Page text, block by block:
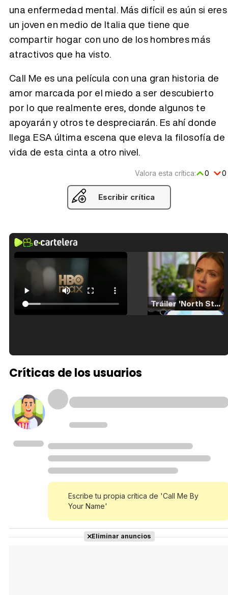
una enfermedad mental. Más difícil es aún si eres
un joven en medio de Italia que tiene que
compartir hogar con uno de los hombres más
atractivos que ha visto.
Call Me es una película con una gran historia de
amor marcada por el miedo a ser descubierto
por lo que realmente eres, donde algunos te
apoyarán y otros te despreciarán. Es ahí donde
llega ESA última escena que eleva la filosofía de
vida de esta cinta a otro nivel.
Valora esta crítica: 0 0
Escribir crítica
Tráiler 'North Star' (2023)
Tráiler Oficial en VOSE 'The Audacity'
Tráiler en español 'Outcome' (2026)
Críticas de los usuarios
Escribe tu propia crítica de 'Call Me By
Your Name'
Eliminar anuncios